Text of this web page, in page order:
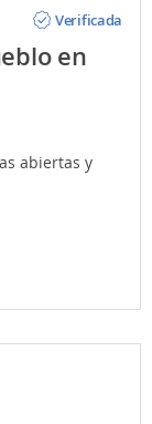
Verificada
en
abiertas y